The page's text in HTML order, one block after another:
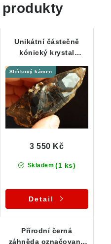
Unikátní částečně
kónický krystal
zdobený muskovitem
Sbírkový kámen
Skladem (1 ks)
3 550 Kč
Detail
Přírodní černá
záhněda označovaná